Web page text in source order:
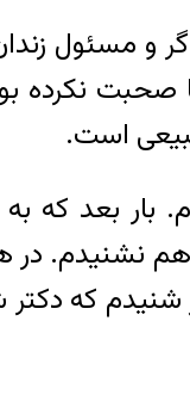
و مسئول
صحبت نکرده
است.
بار بعد که
نشنیدم.
شنیدم که